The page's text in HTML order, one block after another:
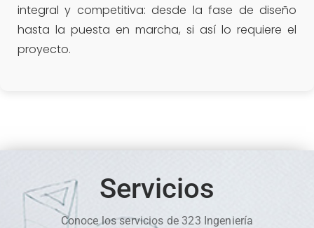
integral y competitiva: desde la fase de diseño
hasta la puesta en marcha, si así lo requiere el
proyecto.
Servicios
Conoce los servicios de 323 Ingeniería